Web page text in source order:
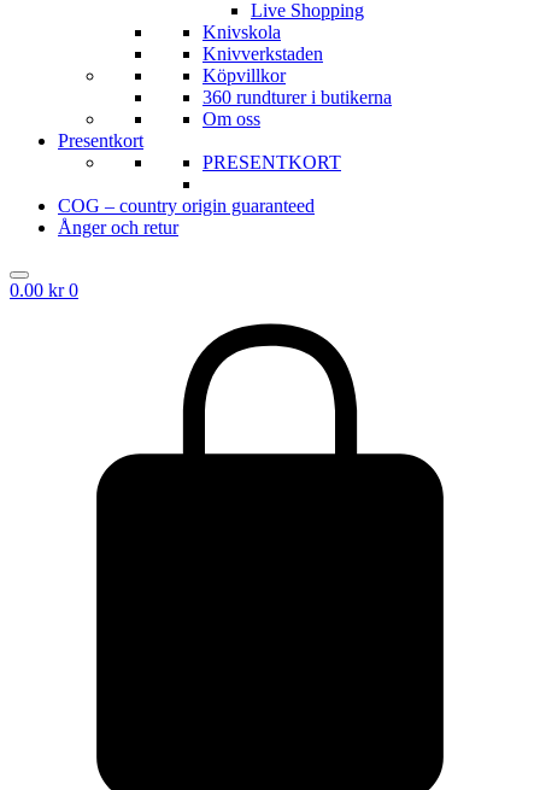
Live Shopping
Knivskola
Knivverkstaden
Köpvillkor
360 rundturer i butikerna
Om oss
Presentkort
PRESENTKORT
COG – country origin guaranteed
Ånger och retur
0.00 kr 0